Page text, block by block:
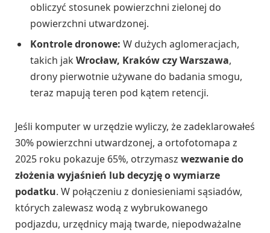
obliczyć stosunek powierzchni zielonej do
powierzchni utwardzonej.
Kontrole dronowe: W dużych aglomeracjach,
takich jakWrocław, Kraków czy Warszawa,
drony pierwotnie używane do badania smogu,
teraz mapują teren pod kątem retencji.
Jeśli komputer w urzędzie wyliczy, że zadeklarowałeś
30% powierzchni utwardzonej, a ortofotomapa z
2025 roku pokazuje 65%, otrzymasz wezwanie do
złożenia wyjaśnień lub decyzję o wymiarze
podatku. W połączeniu z doniesieniami sąsiadów,
których zalewasz wodą z wybrukowanego
podjazdu, urzędnicy mają twarde, niepodważalne